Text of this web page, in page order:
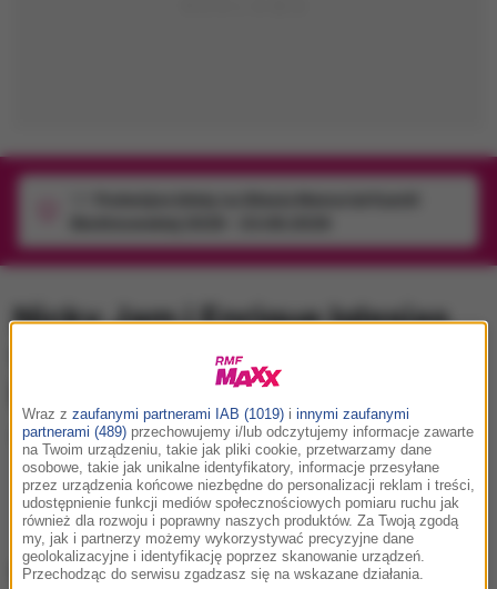
Nicky Jam i Enrique Iglesias
w nowym teledysku "El
Perdón (Forgiveness)"!
środa, 2 września 2015 (18:00)
W sieci ukazało się właśniewideodo
Wraz z zaufanymi partnerami IAB (1019) i innymi zaufanymi
partnerami (489) przechowujemy i/lub odczytujemy informacje zawarte
na Twoim urządzeniu, takie jak pliki cookie, przetwarzamy dane
osobowe, takie jak unikalne identyfikatory, informacje przesyłane
przez urządzenia końcowe niezbędne do personalizacji reklam i treści,
udostępnienie funkcji mediów społecznościowych pomiaru ruchu jak
również dla rozwoju i poprawny naszych produktów. Za Twoją zgodą
my, jak i partnerzy możemy wykorzystywać precyzyjne dane
geolokalizacyjne i identyfikację poprzez skanowanie urządzeń.
Przechodząc do serwisu zgadzasz się na wskazane działania.